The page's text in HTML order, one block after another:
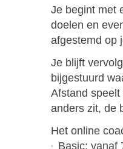
Je begint met
doelen en
afgestemd op
Je blijft
bijgestuurd
Afstand
anders zit, de
Het online
Basic: vanaf